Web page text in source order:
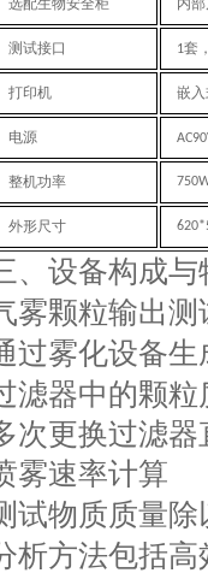
选配生物安全柜 内
测试接口 1套
打印机 嵌
电源
整机功率
外形尺寸
、 设备构成与
雾颗粒输出测
过雾化设备
滤器中的颗粒
次更换过滤
雾速率计算
试物质质量
析方法包括